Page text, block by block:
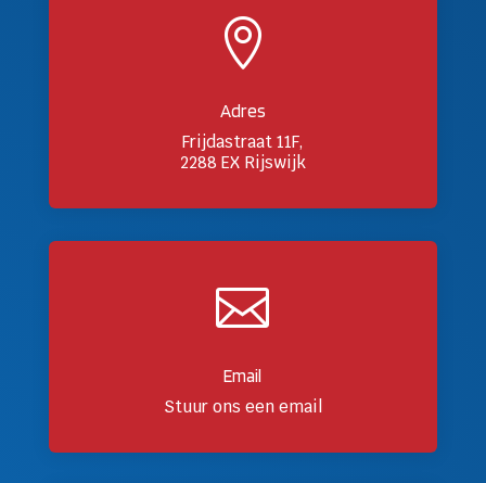

Adres
Frijdastraat 11F,
2288 EX Rijswijk

Email
Stuur ons een email